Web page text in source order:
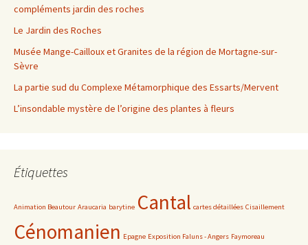
compléments jardin des roches
Le Jardin des Roches
Musée Mange-Cailloux et Granites de la région de Mortagne-sur-
Sèvre
La partie sud du Complexe Métamorphique des Essarts/Mervent
L’insondable mystère de l’origine des plantes à fleurs
Étiquettes
Animation Beautour Araucaria barytine Cantal cartes détaillées Cisaillement
Cénomanien Epagne Exposition Faluns - Angers Faymoreau